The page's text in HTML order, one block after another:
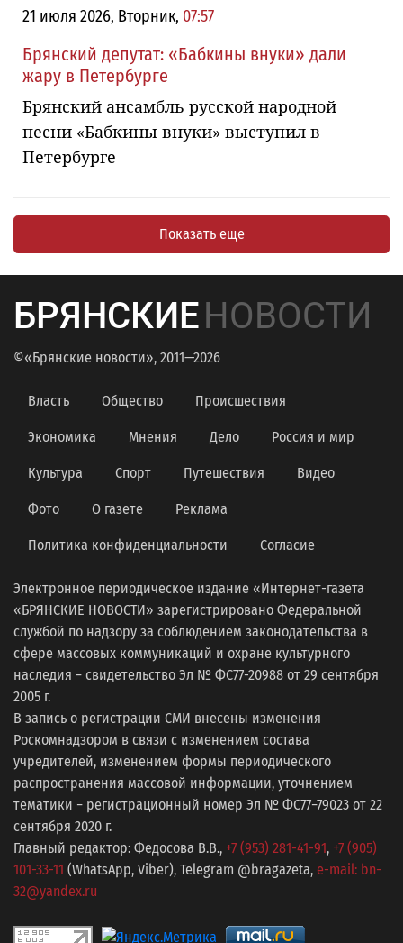
21 июля 2026, Вторник, 07:57
Брянский депутат: «Бабкины внуки» дали
жару в Петербурге
Брянский ансамбль русской народной
песни «Бабкины внуки» выступил в
Петербурге
Показать еще
БРЯНСКИЕНОВОСТИ
©«Брянские новости», 2011—2026
Власть Общество Происшествия
Экономика Мнения Дело Россия и мир
Культура Спорт Путешествия Видео
Фото О газете Реклама
Политика конфиденциальности Согласие
Электронное периодическое издание «Интернет-газета
«БРЯНСКИЕ НОВОСТИ» зарегистрировано Федеральной
службой по надзору за соблюдением законодательства в
сфере массовых коммуникаций и охране культурного
наследия − свидетельство Эл № ФС77-20988 от 29 сентября
2005 г.
В запись о регистрации СМИ внесены изменения
Роскомнадзором в связи с изменением состава
учредителей, изменением формы периодического
распространения массовой информации, уточнением
тематики − регистрационный номер Эл № ФС77−79023 от 22
сентября 2020 г.
Главный редактор: Федосова В.В., +7 (953) 281-41-91, +7 (905)
101-33-11 (WhatsApp, Viber), Telegram @bragazeta, e-mail: bn-
32@yandex.ru